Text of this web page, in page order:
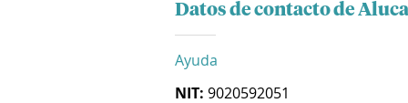
Datos de contacto de
Ayuda
NIT: 9020592051